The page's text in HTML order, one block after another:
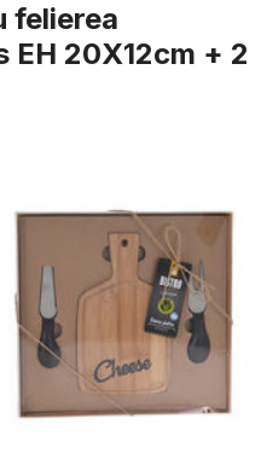
felierea
EH 20Х12сm + 2